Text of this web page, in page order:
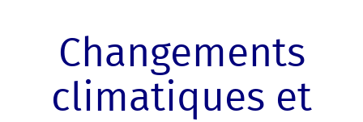
Changements
climatiques et